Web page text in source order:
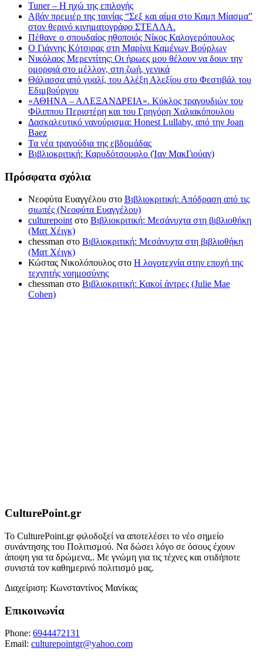
Tuner – Η ηχώ της επιλογής
Αβάν πρεμιέρ της ταινίας “Σεξ και αίμα στο Καμπ Μίασμα”
στον θερινό κινηματογράφο ΣΤΕΛΛΑ.
Πέθανε ο σπουδαίος ηθοποιός Νίκος Καλογερόπουλος
Ο Γιάννης Κότσιρας στη Μαρίνα Καμένων Βούρλων
Νικόλαος Μερεντίτης: Οι ήρωες μου θέλουν να δουν την
ομορφιά στο μέλλον, στη ζωή, γενικά
Θάλασσα από γυαλί, του Αλέξη Αλεξίου στο Φεστιβάλ του
Εδιμβούργου
«ΑΘΗΝΑ – ΑΛΕΞΑΝΔΡΕΙΑ». Κύκλος τραγουδιών του
Φίλιππου Περιστέρη και του Γρηγόρη Χαλιακόπουλου
Δασκαλευτικό νανούρισμα: Honest Lullaby, από την Joan
Baez
Τα νέα τραγούδια της εβδομάδας
Βιβλιοκριτική: Καρυδότσουφλο (Ίαν ΜακΓιούαν)
Πρόσφατα σχόλια
Νεοφύτα Ευαγγέλου στο Βιβλιοκριτική: Απόδραση από τις
σιωπές (Νεοφύτα Ευαγγέλου)
culturepoint στο Βιβλιοκριτική: Μεσάνυχτα στη βιβλιοθήκη
(Ματ Χέιγκ)
chessman στο Βιβλιοκριτική: Μεσάνυχτα στη βιβλιοθήκη
(Ματ Χέιγκ)
Κώστας Νικολόπουλος στο Η λογοτεχνία στην εποχή της
τεχνητής νοημοσύνης
chessman στο Βιβλιοκριτική: Κακοί άντρες (Julie Mae
Cohen)
CulturePoint.gr
Το CulturePoint.gr φιλοδοξεί να αποτελέσει το νέο σημείο
συνάντησης του Πολιτισμού. Να δώσει λόγο σε όσους έχουν
άποψη για τα δρώμενα,. Με γνώμη για τις τέχνες και οτιδήποτε
συνιστά τον καθημερινό πολιτισμό μας.
Διαχείριση: Κωνσταντίνος Μανίκας
Επικοινωνία
Phone: 6944472131
Email: culturepointgr@yahoo.com